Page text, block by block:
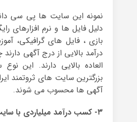
نمونه این سایت ها پی سی
دلیل فایل ها و نرم افزارهای
بازی ، فایل های گرافیکی،
درآمد بالایی از درج آگهی
العاده بالایی دارند. این
بزرگترین سایت های ثروتمند
آگهی ها محسوب می شوند.
۳- کسب درآمد میلیاردی با سایت آموزشی